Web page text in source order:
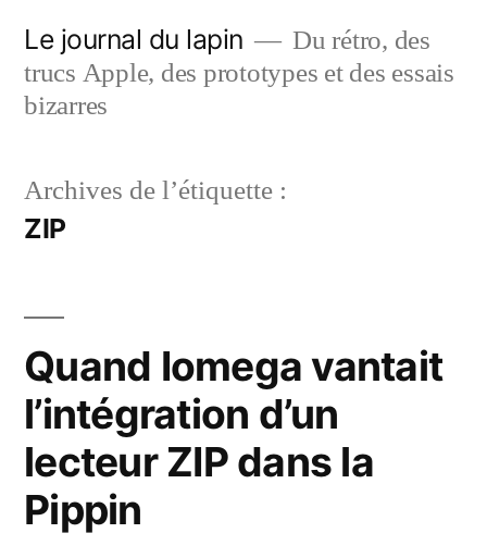
contenu
Le journal du lapin
Du rétro, des
trucs Apple, des prototypes et des essais
bizarres
Archives de l’étiquette :
ZIP
Quand Iomega vantait
l’intégration d’un
lecteur ZIP dans la
Pippin